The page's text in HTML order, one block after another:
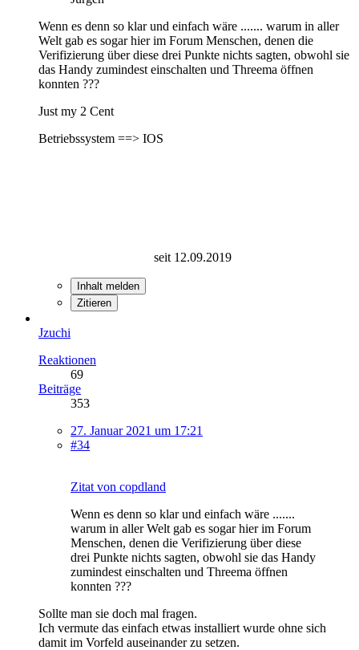
Wenn es denn so klar und einfach wäre ....... warum in aller
Welt gab es sogar hier im Forum Menschen, denen die
Verifizierung über diese drei Punkte nichts sagten, obwohl sie
das Handy zumindest einschalten und Threema öffnen
konnten ???
Just my 2 Cent
Betriebssystem ==> IOS
seit 12.09.2019
Inhalt melden
Zitieren
Jzuchi
Reaktionen
69
Beiträge
353
27. Januar 2021 um 17:21
#34
Zitat von copdland
Wenn es denn so klar und einfach wäre .......
warum in aller Welt gab es sogar hier im Forum
Menschen, denen die Verifizierung über diese
drei Punkte nichts sagten, obwohl sie das Handy
zumindest einschalten und Threema öffnen
konnten ???
Sollte man sie doch mal fragen.
Ich vermute das einfach etwas installiert wurde ohne sich
damit im Vorfeld auseinander zu setzen.